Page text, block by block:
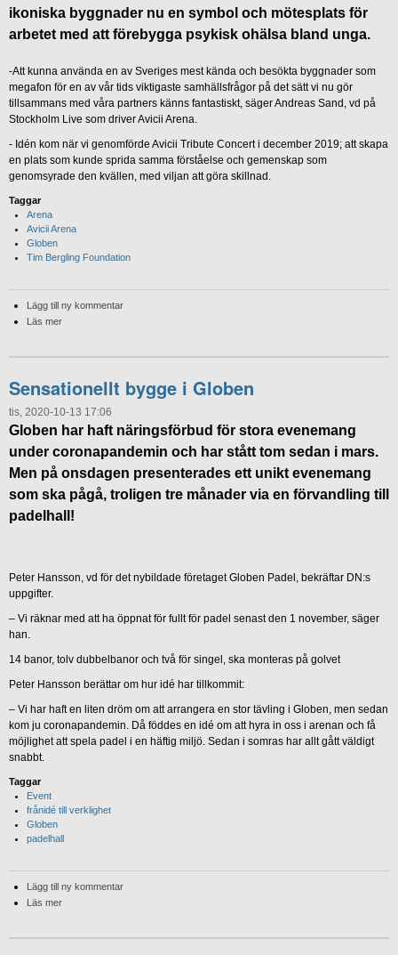
ikoniska byggnader nu en symbol och mötesplats för
arbetet med att förebygga psykisk ohälsa bland unga.
-Att kunna använda en av Sveriges mest kända och besökta byggnader som
megafon för en av vår tids viktigaste samhällsfrågor på det sätt vi nu gör
tillsammans med våra partners känns fantastiskt, säger Andreas Sand, vd på
Stockholm Live som driver Avicii Arena.
- Idén kom när vi genomförde Avicii Tribute Concert i december 2019; att skapa
en plats som kunde sprida samma förståelse och gemenskap som
genomsyrade den kvällen, med viljan att göra skillnad.
Taggar
Arena
Avicii Arena
Globen
Tim Bergling Foundation
Lägg till ny kommentar
Läs mer
Sensationellt bygge i Globen
tis, 2020-10-13 17:06
Globen har haft näringsförbud för stora evenemang
under coronapandemin och har stått tom sedan i mars.
Men på onsdagen presenterades ett unikt evenemang
som ska pågå, troligen tre månader via en förvandling till
padelhall!
Peter Hansson, vd för det nybildade företaget Globen Padel, bekräftar DN:s
uppgifter.
– Vi räknar med att ha öppnat för fullt för padel senast den 1 november, säger
han.
14 banor, tolv dubbelbanor och två för singel, ska monteras på golvet
Peter Hansson berättar om hur idé har tillkommit:
– Vi har haft en liten dröm om att arrangera en stor tävling i Globen, men sedan
kom ju coronapandemin. Då föddes en idé om att hyra in oss i arenan och få
möjlighet att spela padel i en häftig miljö. Sedan i somras har allt gått väldigt
snabbt.
Taggar
Event
frånidé till verklighet
Globen
padelhall
Lägg till ny kommentar
Läs mer